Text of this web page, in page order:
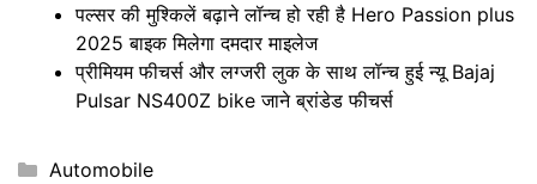
पल्सर की मुश्किलें बढ़ाने लॉन्च हो रही है Hero Passion plus
2025 बाइक मिलेगा दमदार माइलेज
प्रीमियम फीचर्स और लग्जरी लुक के साथ लॉन्च हुई न्यू Bajaj
Pulsar NS400Z bike जाने ब्रांडेड फीचर्स
Categories
Automobile